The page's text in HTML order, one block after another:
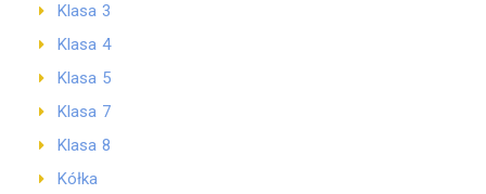
Klasa 3
Klasa 4
Klasa 5
Klasa 7
Klasa 8
Kółka